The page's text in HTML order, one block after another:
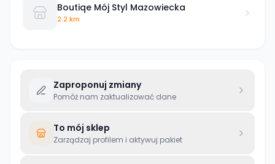
Boutiqe Mój Styl Mazowiecka
2.2 km
Zaproponuj zmiany
Pomóż nam zaktualizować dane
To mój sklep
Zarządzaj profilem i aktywuj pakiet